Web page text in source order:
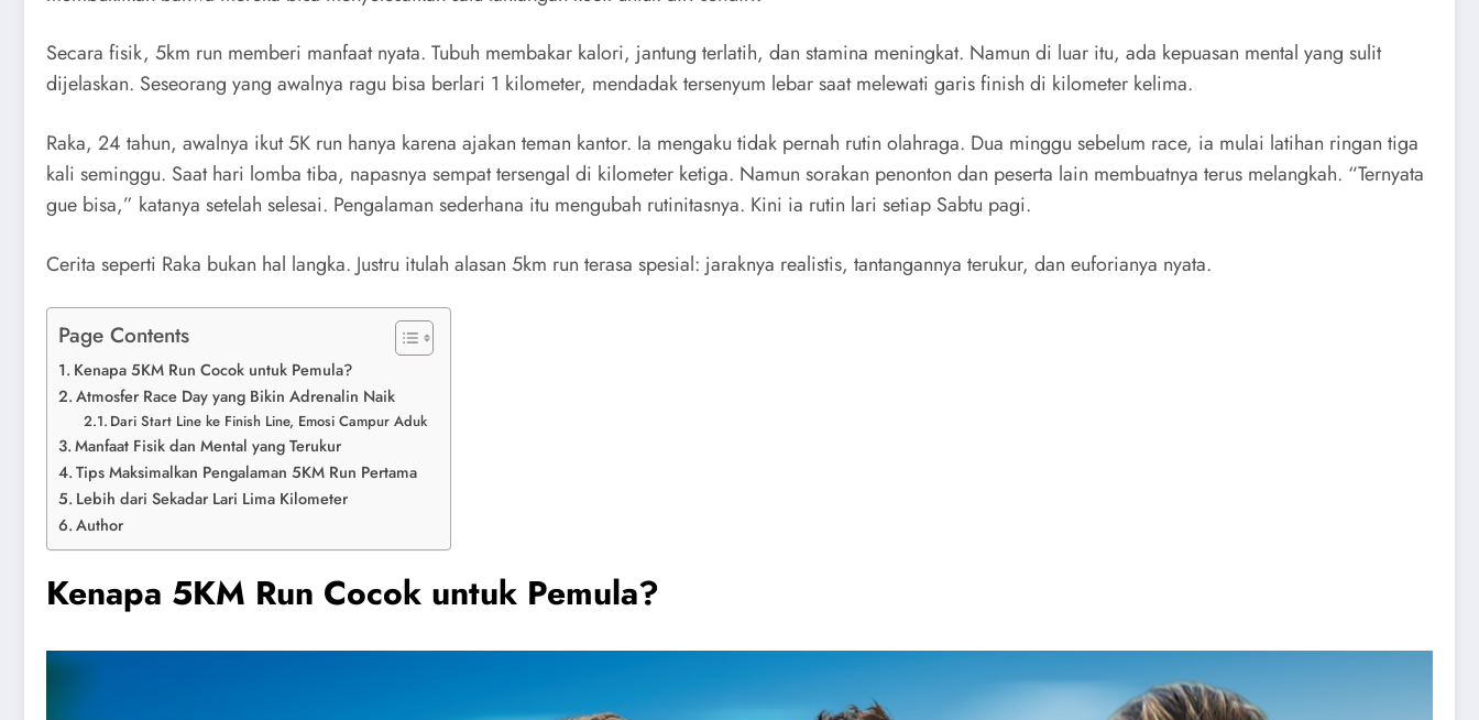
Secara fisik, 5km run memberi manfaat nyata. Tubuh membakar kalori, jantung terlatih, dan stamina meningkat. Namun di luar itu, ada kepuasan mental yang sulit
dijelaskan. Seseorang yang awalnya ragu bisa berlari 1 kilometer, mendadak tersenyum lebar saat melewati garis finish di kilometer kelima.
Raka, 24 tahun, awalnya ikut 5K run hanya karena ajakan teman kantor. Ia mengaku tidak pernah rutin olahraga. Dua minggu sebelum race, ia mulai latihan ringan tiga
kali seminggu. Saat hari lomba tiba, napasnya sempat tersengal di kilometer ketiga. Namun sorakan penonton dan peserta lain membuatnya terus melangkah. “Ternyata
gue bisa,” katanya setelah selesai. Pengalaman sederhana itu mengubah rutinitasnya. Kini ia rutin lari setiap Sabtu pagi.
Cerita seperti Raka bukan hal langka. Justru itulah alasan 5km run terasa spesial: jaraknya realistis, tantangannya terukur, dan euforianya nyata.
Page Contents
Kenapa 5KM Run Cocok untuk Pemula?
Atmosfer Race Day yang Bikin Adrenalin Naik
Dari Start Line ke Finish Line, Emosi Campur Aduk
Manfaat Fisik dan Mental yang Terukur
Tips Maksimalkan Pengalaman 5KM Run Pertama
Lebih dari Sekadar Lari Lima Kilometer
Author
Kenapa 5KM Run Cocok untuk Pemula?